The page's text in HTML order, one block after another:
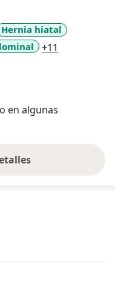
en la ciudad: Qlub
Clínica Las
Vida en
Hernia hiatal
+11
en algunas
la experiencia